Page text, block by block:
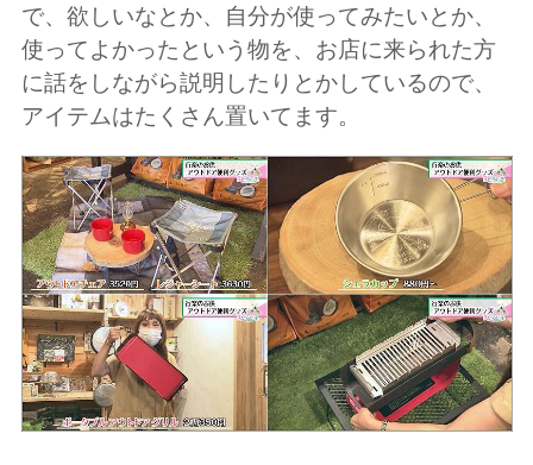
で、欲しいなとか、自分が使ってみたいとか、
使ってよかったという物を、お店に来られた方
に話をしながら説明したりとかしているので、
アイテムはたくさん置いてます。